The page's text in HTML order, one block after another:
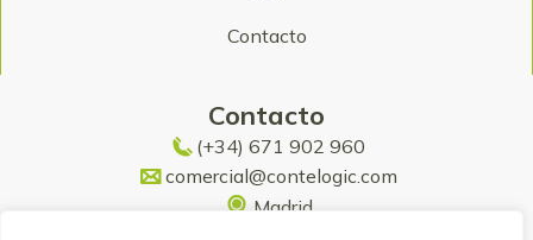
Contacto
Contacto
(+34) 671 902 960
comercial@contelogic.com
Madrid